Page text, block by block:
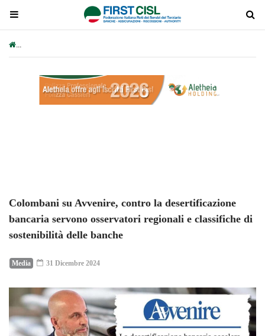
Colombani su Avvenire, contro la desertificazione
bancaria servono osservatori regionali e classifiche di
sostenibilità delle banche
Media 31 Dicembre 2024